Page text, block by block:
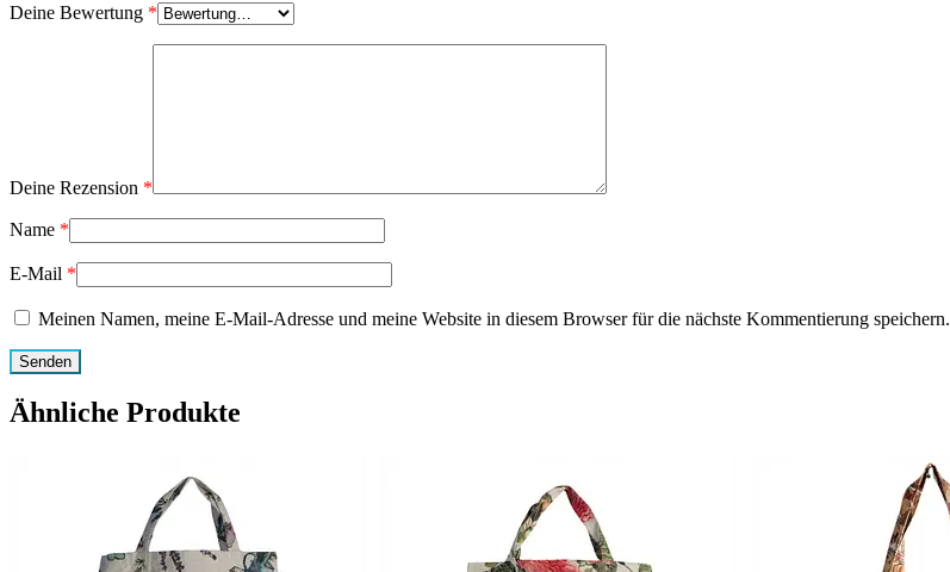
Deine Bewertung *
Deine Rezension *
Name *
E-Mail *
Meinen Namen, meine E-Mail-Adresse und meine Website in diesem Browser für die nächste Kommentierung speichern.
Ähnliche Produkte